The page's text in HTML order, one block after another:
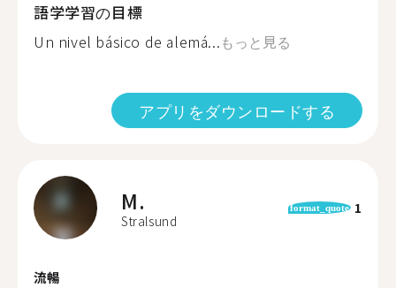
語学学習の目標
Un nivel básico de alemá...もっと見る
アプリをダウンロードする
M.
Stralsund
format_quote 1
流暢